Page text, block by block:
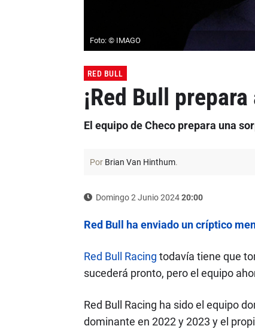
Foto: © IMAGO
RED BULL
¡Red Bull
El equipo de Checo prepara una
Por Brian Van Hinthum.
Domingo 2 Junio 202420:00
Red Bull ha enviado un críptico
Red Bull Racing todavía tiene que
sucederá pronto, pero el equipo
Red Bull Racing ha sido el equipo
dominante en 2022 y 2023 y el